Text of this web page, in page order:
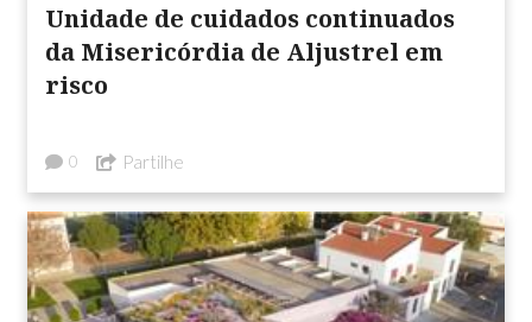
Unidade de cuidados continuados
da Misericórdia de Aljustrel em
risco
0 Partilhe